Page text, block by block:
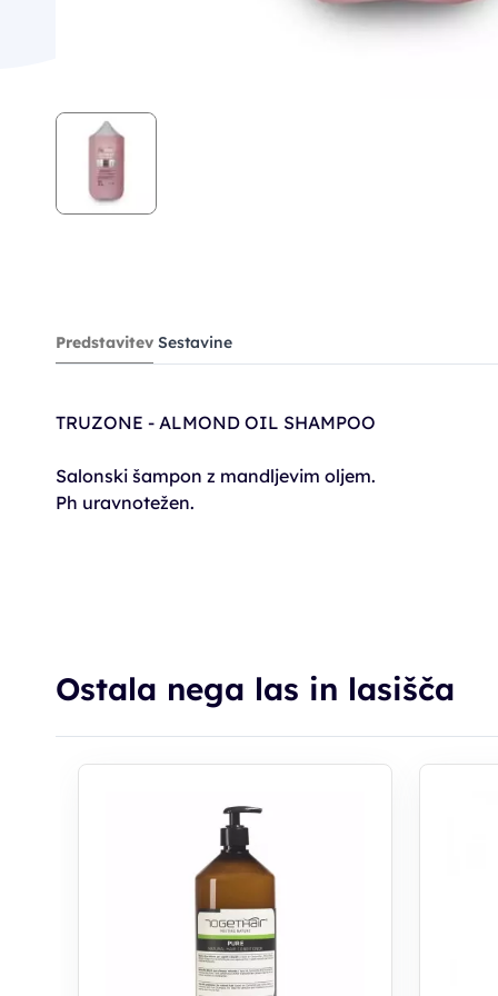
Predstavitev Sestavine
TRUZONE - ALMOND OIL SHAMPOO
Salonski šampon z mandljevim oljem.
Ph uravnotežen.
Ostala nega las in lasišča